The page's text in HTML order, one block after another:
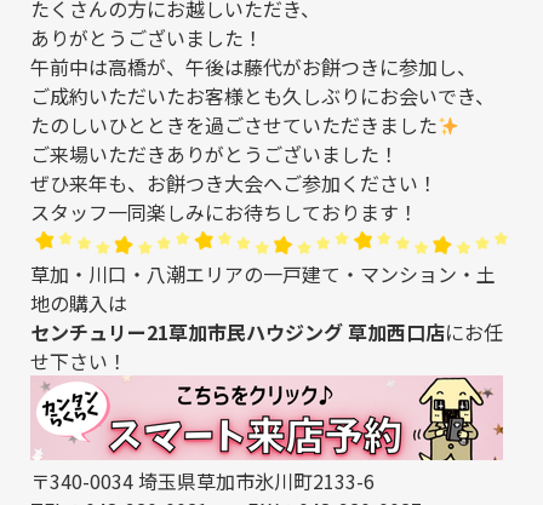
たくさんの方にお越しいただき、
ありがとうございました！
午前中は高橋が、午後は藤代がお餅つきに参加し、
ご成約いただいたお客様とも久しぶりにお会いでき、
たのしいひとときを過ごさせていただきました
ご来場いただきありがとうございました！
ぜひ来年も、お餅つき大会へご参加ください！
スタッフ一同楽しみにお待ちしております！
草加・川口・八潮エリアの一戸建て・マンション・土
地の購入は
センチュリー21草加市民ハウジング 草加西口店にお任
せ下さい！
〒340-0034 埼玉県草加市氷川町2133-6